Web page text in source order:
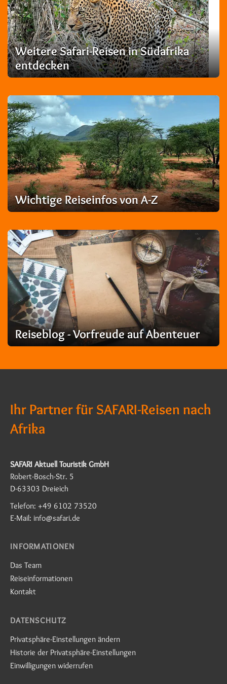
Weitere Safari-Reisen in Südafrika
entdecken
Wichtige Reiseinfos von A-Z
Reiseblog - Vorfreude auf Abenteuer
Ihr Partner für SAFARI-Reisen nach
Afrika
SAFARI Aktuell Touristik GmbH
Robert-Bosch-Str. 5
D-63303 Dreieich
Telefon: +49 6102 73520
E-Mail: info@safari.de
INFORMATIONEN
Das Team
Reiseinformationen
Kontakt
DATENSCHUTZ
Privatsphäre-Einstellungen ändern
Historie der Privatsphäre-Einstellungen
Einwilligungen widerrufen